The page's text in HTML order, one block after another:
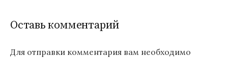
Оставь комментарий
Для отправки комментария вам необходимо